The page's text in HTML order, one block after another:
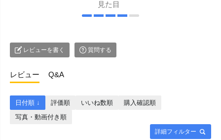
見た目
レビューを書く 質問する
レビュー Q&A
詳細フィルター
日付順 ↓ 評価順 いいね数順
購入確認順
写真・動画付き順